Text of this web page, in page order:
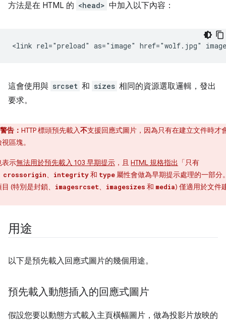
方法是在 HTML 的 <head> 中加入以下內容：
這會使用與 srcset 和 sizes 相同的資源選取邏輯，發出
要求。
警告： HTTP 標頭預先載入不支援回應式圖片，因為只有在建立文件時才
區塊。
表示無法用於預先載入 103 早期提示 ，且 HTML 規格指出 「只有
crossorigin、 integrity和 type 屬性會做為早期提示處理的一部分
(特別是封鎖、
imagesrcset、 imagesizes 和 media) 僅適用於文件
用途
以下是預先載入回應式圖片的幾個用途。
預先載入動態插入的回應式圖片
假設您要以動態方式載入主頁橫幅圖片，做為投影片放映的